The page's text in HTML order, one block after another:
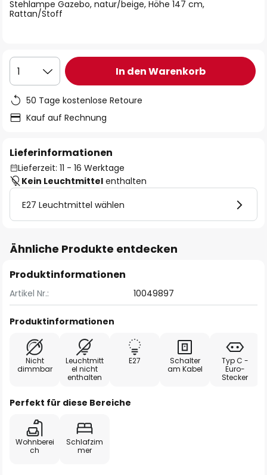
Stehlampe Gazebo, natur/beige, Höhe 147 cm,
Rattan/Stoff
1 In den Warenkorb
50 Tage kostenlose Retoure
Kauf auf Rechnung
Lieferinformationen
Lieferzeit: 11 - 16 Werktage
Kein Leuchtmittel enthalten
E27 Leuchtmittel wählen
Ähnliche Produkte entdecken
Produktinformationen
Artikel Nr.: 10049897
Produktinformationen
Nicht
dimmbar
Leuchtmitt
el nicht
enthalten
E27
Schalter
am Kabel
Typ C -
Euro-
Stecker
Perfekt für diese Bereiche
Wohnberei
ch
Schlafzim
mer